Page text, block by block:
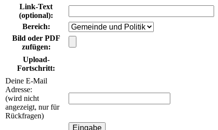
Link-Text
(optional):
Bereich:
Bild oder PDF
zufügen:
Upload-
Fortschritt:
Deine E-Mail
Adresse:
(wird nicht
angezeigt, nur für
Rückfragen)